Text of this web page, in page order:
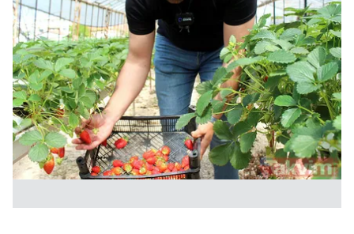
verileriniz işlenmekte olup gerekli olan çerezler bilgi
toplumu hizmetlerinin sunulması amacıyla
kullanılmaktadır. Diğer çerezler, sitemizin daha işlevsel
kılınması ve kişiselleştirilmesi ve sizlere yönelik
reklam/pazarlama faaliyetlerinin yapılması, amaçlarıyla
sınırlı olarak açık rızanız dahilinde kullanılacaktır.
Çerezlere ilişkin tercihlerinizi aşağıda yer alan panel
vasıtasıyla belirleyebilirsiniz. Çerezlere ilişkin detaylı bilgi